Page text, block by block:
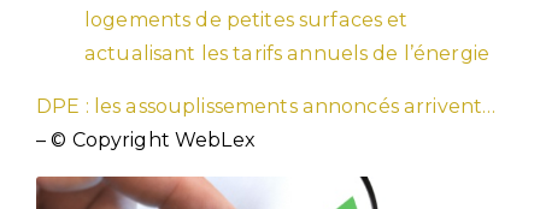
logements de petites surfaces et
actualisant les tarifs annuels de l’énergie
DPE : les assouplissements annoncés arrivent…
– © Copyright WebLex